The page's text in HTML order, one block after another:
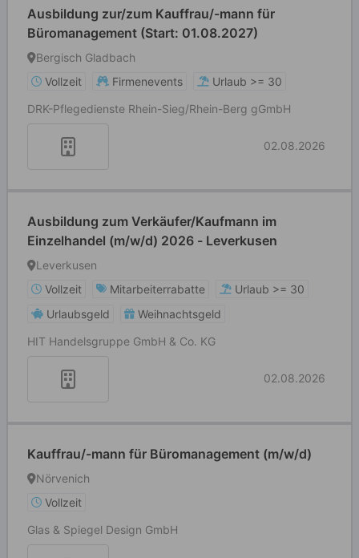
Ausbildung zur/zum Kauffrau/-mann für
Büromanagement (Start: 01.08.2027)
Bergisch Gladbach
Vollzeit
Firmenevents
Urlaub >= 30
DRK-Pflegedienste Rhein-Sieg/Rhein-Berg gGmbH
02.08.2026
Ausbildung zum Verkäufer/Kaufmann im
Einzelhandel (m/w/d) 2026 - Leverkusen
Leverkusen
Vollzeit
Mitarbeiterrabatte
Urlaub >= 30
Urlaubsgeld
Weihnachtsgeld
HIT Handelsgruppe GmbH & Co. KG
02.08.2026
Kauffrau/-mann für Büromanagement (m/w/d)
Nörvenich
Vollzeit
Glas & Spiegel Design GmbH